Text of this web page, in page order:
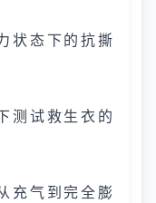
状态下的抗撕
测试救生衣的
充气到完全膨